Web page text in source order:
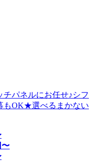
パネルにお任せ♪シフ
もOK★選べるまかない
〜